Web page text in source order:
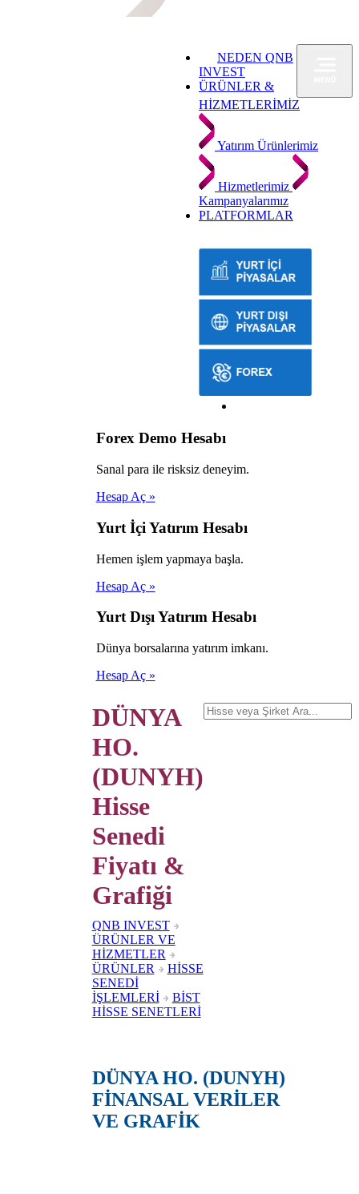
NEDEN QNB
INVEST
ÜRÜNLER &
HİZMETLERİMİZ
Yatırım Ürünlerimiz
Hizmetlerimiz
Kampanyalarımız
PLATFORMLAR
Forex Demo Hesabı
Sanal para ile risksiz deneyim.
Hesap Aç »
Yurt İçi Yatırım Hesabı
Hemen işlem yapmaya başla.
Hesap Aç »
Yurt Dışı Yatırım Hesabı
Dünya borsalarına yatırım imkanı.
Hesap Aç »
DÜNYA
HO.
(DUNYH)
Hisse
Senedi
Fiyatı &
Grafiği
QNB INVEST
ÜRÜNLER VE
HİZMETLER
ÜRÜNLER
HİSSE
SENEDİ
İŞLEMLERİ
BİST
HİSSE SENETLERİ
DÜNYA HO. (DUNYH)
FİNANSAL VERİLER
VE GRAFİK